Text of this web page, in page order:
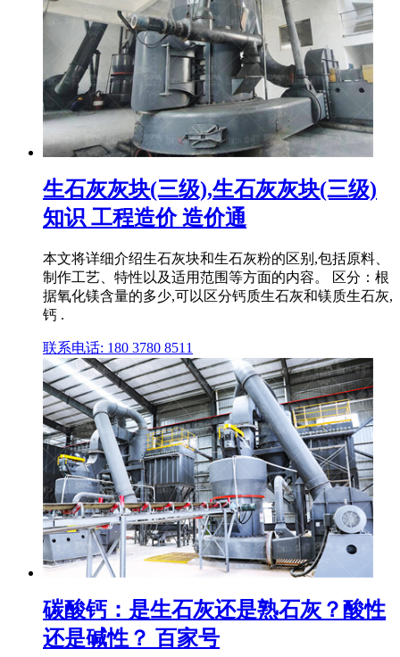
生石灰灰块(三级),生石灰灰块(三级)
知识 工程造价 造价通
本文将详细介绍生石灰块和生石灰粉的区别,包括原料、
制作工艺、特性以及适用范围等方面的内容。 区分：根
据氧化镁含量的多少,可以区分钙质生石灰和镁质生石灰,
钙 .
联系电话: 180 3780 8511
碳酸钙：是生石灰还是熟石灰？酸性
还是碱性？ 百家号